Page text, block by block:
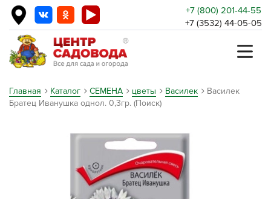
+7 (800) 201-44-55
+7 (3532) 44-05-05
Главная Каталог СЕМЕНА цветы Василек
Василек
Братец Иванушка однол. 0,3гр. (Поиск)